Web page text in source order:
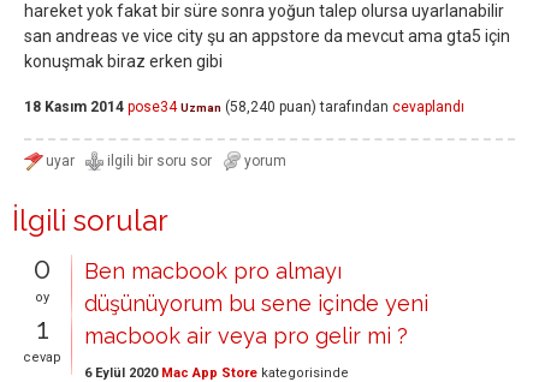
hareket yok fakat bir süre sonra yoğun talep olursa uyarlanabilir
san andreas ve vice city şu an appstore da mevcut ama gta5 için
konuşmak biraz erken gibi
18 Kasım 2014 pose34 Uzman (58,240 puan) tarafından cevaplandı
İlgili sorular
0
oy
1
cevap
Ben macbook pro almayı
düşünüyorum bu sene içinde yeni
macbook air veya pro gelir mi ?
6 Eylül 2020 Mac App Store kategorisinde